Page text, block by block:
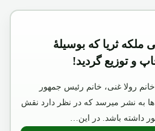
ملکه ثریا که بوسیلۀ
و توزیع گردید!
خانم رولا غنی، خانم رئیس جمهور
به نشر میرسد که در نظر دارد نقش
داشته باشد. در این…